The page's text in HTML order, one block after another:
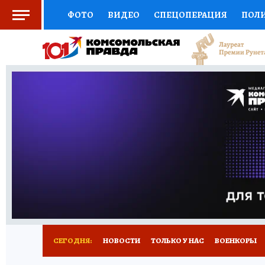
ФОТО ВИДЕО СПЕЦОПЕРАЦИЯ
СОЦПОДДЕРЖКА НАУКА СПОРТ
ВЫБОР ЭКСПЕРТОВ ДОКТОР
ПРОГНОЗЫ НА СПОРТ
НОВОЕ
СЕГОДНЯ: НОВОСТИ ТОЛЬКО У НАС ВОЕНКОРЫ